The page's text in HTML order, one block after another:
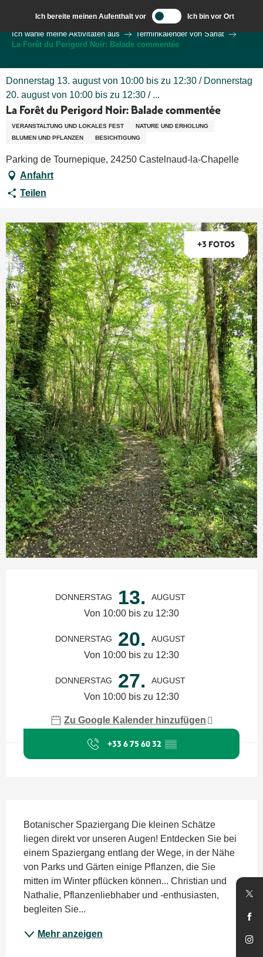
contenu
principal
Ich bereite meinen Aufenthalt vor Ich bin vor Ort
Ich wähle meine Aktivitäten aus
Terminkalender von Sarlat
La Forêt du Perigord Noir: Balade commentée
Donnerstag 13. august von 10:00 bis zu 12:30 / Donnerstag
20. august von 10:00 bis zu 12:30 / ...
La Forêt du Perigord Noir: Balade commentée
VERANSTALTUNG UND LOKALES FEST
NATURE UND ERHOLUNG
BLUMEN UND PFLANZEN
BESICHTIGUNG
Parking de Tournepique, 24250 Castelnaud-la-Chapelle
Anfahrt
Teilen
+3 FOTOS
DONNERSTAG 13. AUGUST
Von 10:00 bis zu 12:30
DONNERSTAG 20. AUGUST
Von 10:00 bis zu 12:30
DONNERSTAG 27. AUGUST
Von 10:00 bis zu 12:30
Zu Google Kalender hinzufügen
+33 6 75 60 32 ▒▒
Botanischer Spaziergang Die kleinen Schätze
liegen direkt vor unseren Augen! Entdecken Sie bei
einem Spaziergang entlang der Wege, in der Nähe
von Parks und Gärten einige Pflanzen, die Sie
mitten im Winter pflücken können... Christian und
Nathalie, Pflanzenliebhaber und -enthusiasten,
begleiten Sie...
Mehr anzeigen